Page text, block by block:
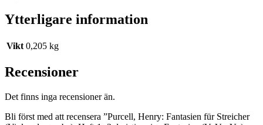
Ytterligare information
Vikt 0,205 kg
Recensioner
Det finns inga recensioner än.
Bli först med att recensera ”Purcell, Henry: Fantasien für Streicher